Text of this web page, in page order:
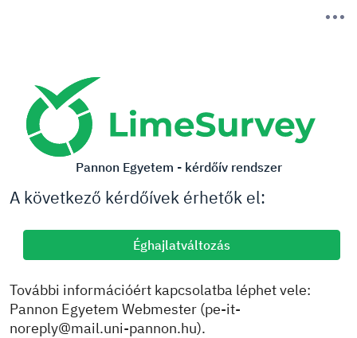
Pannon Egyetem - kérdőív rendszer
A következő kérdőívek érhetők el:
Éghajlatváltozás
További információért kapcsolatba léphet vele:
Pannon Egyetem Webmester (pe-it-
noreply@mail.uni-pannon.hu).